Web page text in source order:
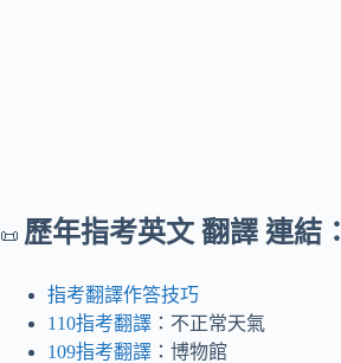
📜 歷年指考英文 翻譯 連結：
指考翻譯作答技巧
110指考翻譯 ：不正常天氣
109指考翻譯 ：博物館